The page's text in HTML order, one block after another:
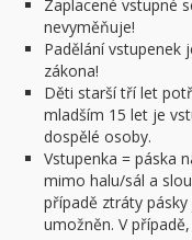
Zaplacené vstupné
nevyměňuje!
Padělání vstupenek
zákona!
Děti starší tří let
mladším 15 let je
dospělé osoby.
Vstupenka = páska
mimo halu/sál a
případě ztráty
umožněn. V